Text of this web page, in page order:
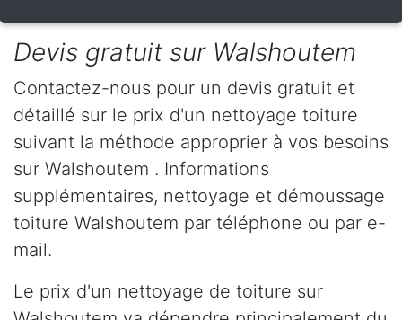
Devis gratuit sur Walshoutem
Contactez-nous pour un devis gratuit et
détaillé sur le prix d'un nettoyage toiture
suivant la méthode approprier à vos besoins
sur Walshoutem . Informations
supplémentaires, nettoyage et démoussage
toiture Walshoutem par téléphone ou par e-
mail.
Le prix d'un nettoyage de toiture sur